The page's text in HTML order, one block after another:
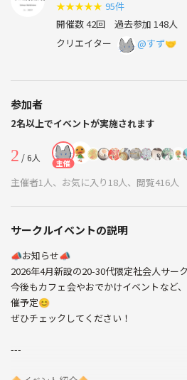
★★★★★ 95件
開催数 42回 過去参加 148人
クリエイター
@すず🤝
参加者
2名以上でイベントが実施されます
2 / 6人 主催
主催者1人、お気に入り18人、閲覧416人
サークルイベントの説明
📣お知らせ📣
2026年4月新設の20-30代限定社会人サー
今後もカフェ会やおでかけイベントなど
催予定😊
ぜひチェックしてください！
---